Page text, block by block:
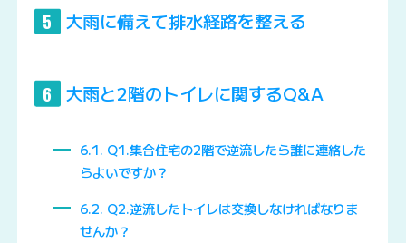
5 大雨に備えて排水経路を整える
6 大雨と2階のトイレに関するQ&A
6.1 Q1.集合住宅の2階で逆流したら誰に連絡した
らよいですか？
6.2 Q2.逆流したトイレは交換しなければなりま
せんか？